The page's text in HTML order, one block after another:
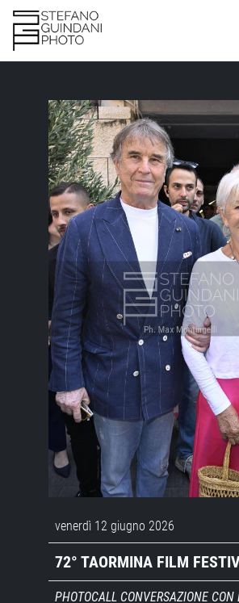
venerdì 12 giugno 2026
72° TAORMINA FILM
PHOTOCALL CONVERSAZIONE CON